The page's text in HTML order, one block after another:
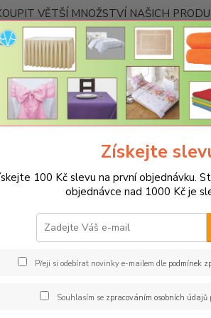
VĚTŠÍ MNOŽSTVÍ NAŠICH
Kontakty
Hledat
Teflonové ubrusy jednobarevné s
ubrus kulatý
Získejte
100 Kč slevu na první objednávku.
objednávce nad 1000 Kč je
Přeji si odebírat novinky e-mailem dle podmínek
Souhlasím se zpracováním osobních údajů